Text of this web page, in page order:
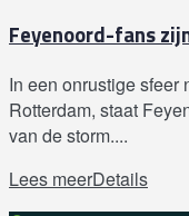
Feyenoord-fans
In een onrustige sfeer
Rotterdam, staat
van de storm....
Lees meerDetails